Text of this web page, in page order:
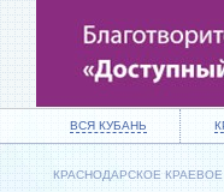
ВСЯ КУБАНЬ
КРАСНОДАРСКОЕ